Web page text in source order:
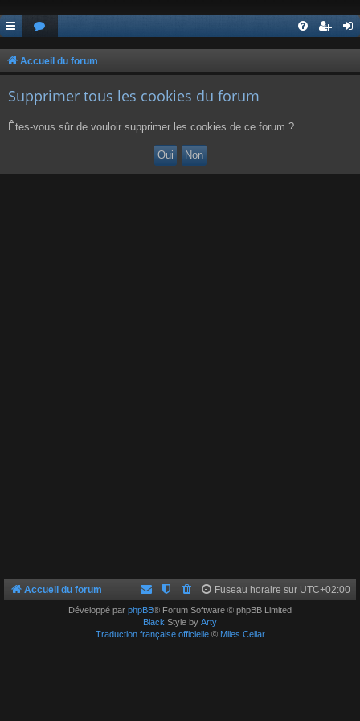
Accueil du forum
Supprimer tous les cookies du forum
Êtes-vous sûr de vouloir supprimer les cookies de ce forum ?
Accueil du forum Fuseau horaire sur UTC+02:00
Développé par phpBB® Forum Software © phpBB Limited
Black Style by Arty
Traduction française officielle© Miles Cellar